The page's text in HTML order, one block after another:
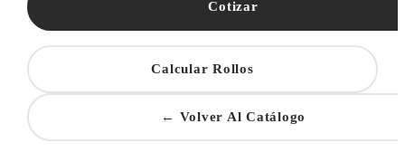
Cotizar
Calcular Rollos
← Volver Al Catálogo